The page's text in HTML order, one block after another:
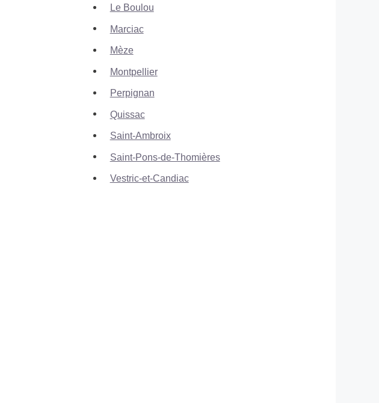
Le Boulou
Marciac
Mèze
Montpellier
Perpignan
Quissac
Saint-Ambroix
Saint-Pons-de-Thomières
Vestric-et-Candiac